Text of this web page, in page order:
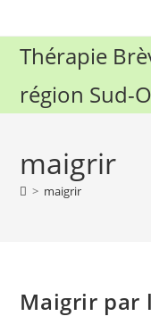
to
contentThérapie
région Sud-
maigrir
> maigrir
Maigrir par